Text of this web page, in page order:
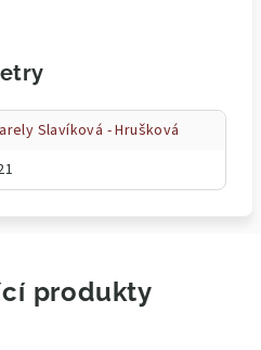
Slavíková - Hrušková
produkty